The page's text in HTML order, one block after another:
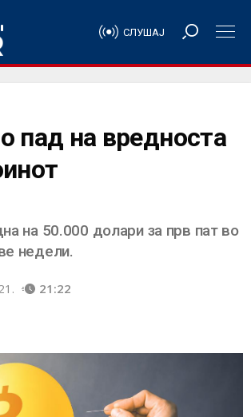
СЛУШАЈ
пад на вредноста
на 50.000 долари за прв пат во
недели.
21:22